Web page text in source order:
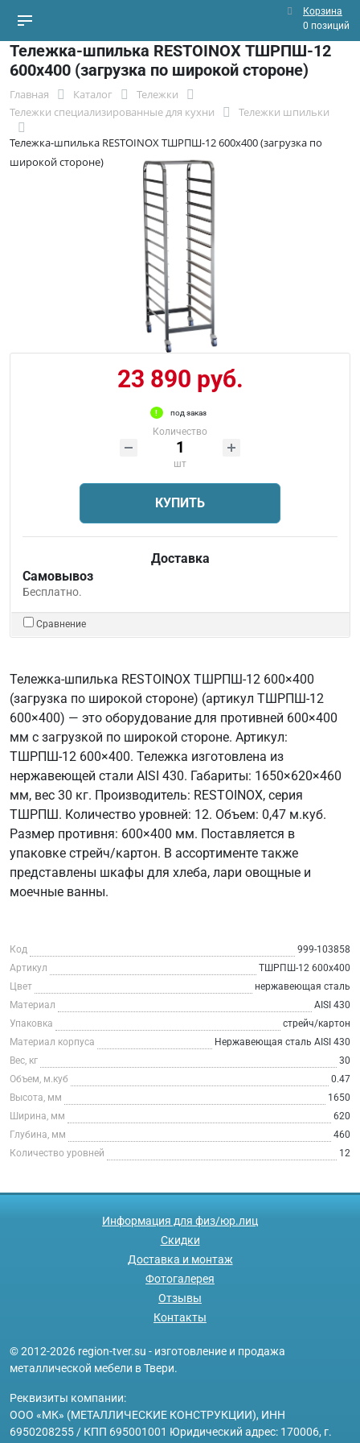
Корзина
0 позиций
Тележка-шпилька RESTOINOX ТШРПШ-12
600х400 (загрузка по широкой стороне)
Главная Каталог
Тележки
Тележки специализированные для кухни
Тележки шпильки
Тележка-шпилька RESTOINOX ТШРПШ-12 600х400 (загрузка по
широкой стороне)
23 890 руб.
под заказ
Количество
шт
КУПИТЬ
Доставка
Самовывоз
Бесплатно.
Сравнение
Тележка-шпилька RESTOINOX ТШРПШ-12 600×400
(загрузка по широкой стороне) (артикул ТШРПШ-12
600×400) — это оборудование для противней 600×400
мм с загрузкой по широкой стороне. Артикул:
ТШРПШ-12 600×400. Тележка изготовлена из
нержавеющей стали AISI 430. Габариты: 1650×620×460
мм, вес 30 кг. Производитель: RESTOINOX, серия
ТШРПШ. Количество уровней: 12. Объем: 0,47 м.куб.
Размер противня: 600×400 мм. Поставляется в
упаковке стрейч/картон. В ассортименте также
представлены шкафы для хлеба, лари овощные и
моечные ванны.
Код
999-103858
Артикул
ТШРПШ-12 600х400
Цвет
нержавеющая сталь
Материал
AISI 430
Упаковка
стрейч/картон
Материал корпуса
Нержавеющая сталь AISI 430
Вес, кг
30
Объем, м.куб
0.47
Высота, мм
1650
Ширина, мм
620
Глубина, мм
460
Количество уровней
12
Информация для физ/юр.лиц
Скидки
Доставка и монтаж
Фотогалерея
Отзывы
Контакты
© 2012-2026 region-tver.su - изготовление и продажа
металлической мебели в Твери.
Реквизиты компании:
ООО «МК» (МЕТАЛЛИЧЕСКИЕ КОНСТРУКЦИИ), ИНН
6950208255 / КПП 695001001 Юридический адрес: 170006, г.